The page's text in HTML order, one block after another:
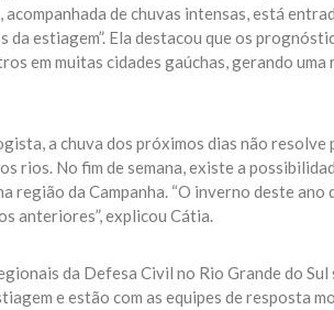
acompanhada de chuvas intensas, está
estiagem”. Ela destacou que os
em muitas cidades gaúchas, gerando
a chuva dos próximos dias não
rios. No fim de semana, existe a
região da Campanha. “O inverno deste
anteriores”, explicou Cátia.
da Defesa Civil no Rio Grande do
e estão com as equipes de resposta